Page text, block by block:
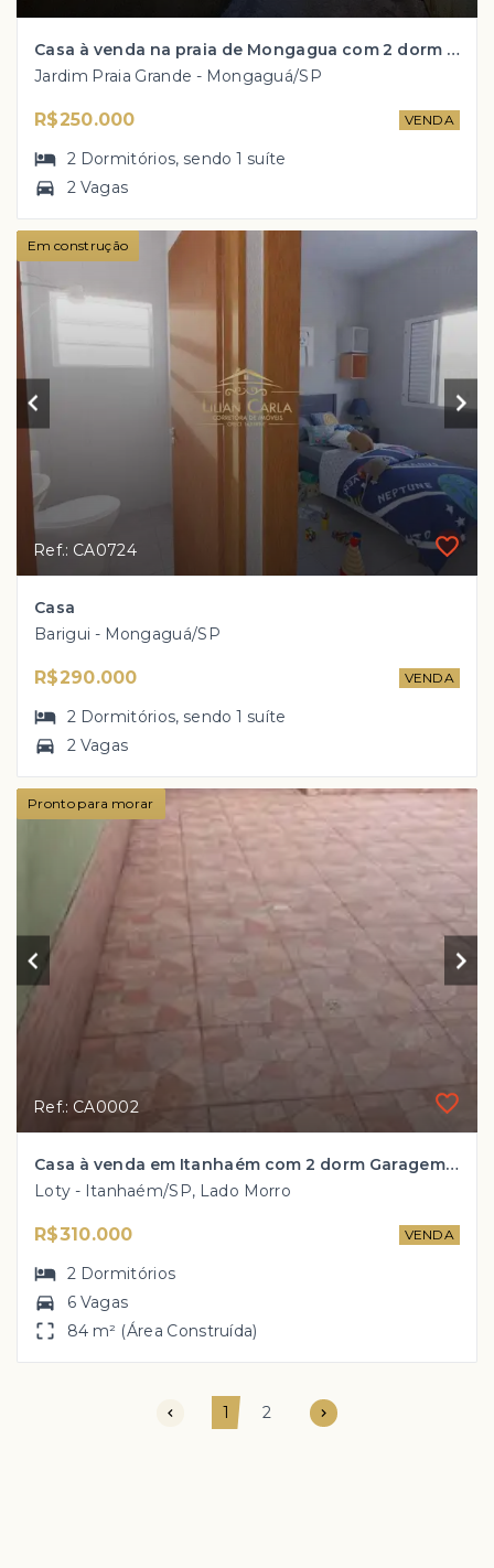
Casa à venda na praia de Mongagua com 2 dorm por R$ 250 mil
Jardim Praia Grande - Mongaguá/SP
R$250.000 VENDA
2 Dormitórios, sendo1 suíte
2 Vagas
Em construção
Ref.: CA0724
Casa
Barigui - Mongaguá/SP
R$290.000 VENDA
2 Dormitórios, sendo1 suíte
2 Vagas
Pronto para morar
Ref.: CA0002
Casa à venda em Itanhaém com 2 dorm Garagem para 6 carros por apenas R$ 310 mil!!
Loty - Itanhaém/SP, Lado Morro
R$310.000 VENDA
2 Dormitórios
6 Vagas
84 m² (Área Construída)
1 2